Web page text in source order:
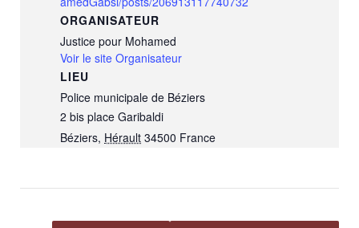
LIEU
Police municipale de Béziers
2 bis place Garibaldi
Béziers, Hérault 34500 France
ORGANISATEUR
Justice pour Mohamed
Voir le site Organisateur